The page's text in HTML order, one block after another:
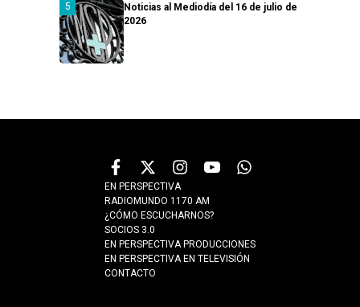
Noticias al Mediodía del 16 de julio de
2026
EN PERSPECTIVA
RADIOMUNDO 1170 AM
¿CÓMO ESCUCHARNOS?
SOCIOS 3.0
EN PERSPECTIVA PRODUCCIONES
EN PERSPECTIVA EN TELEVISIÓN
CONTACTO